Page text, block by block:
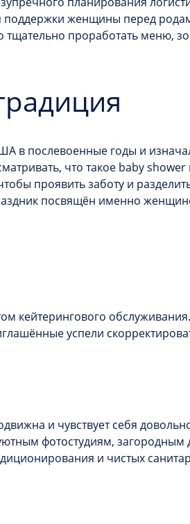
поддержки женщины перед
проработать меню,
в послевоенные годы и
что такое baby shower
проявить заботу и
посвящён именно
кейтерингового
успели
и чувствует себя
фотостудиям,
и чистых